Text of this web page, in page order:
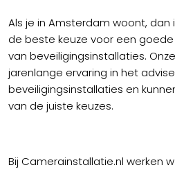
Als je in Amsterdam woont, dan
de beste keuze voor een
van beveiligingsinstallaties.
jarenlange ervaring in het
beveiligingsinstallaties en
van de juiste keuzes.
Bij Camerainstallatie.nl werken